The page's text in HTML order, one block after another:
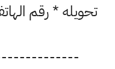
تحويله * رقم